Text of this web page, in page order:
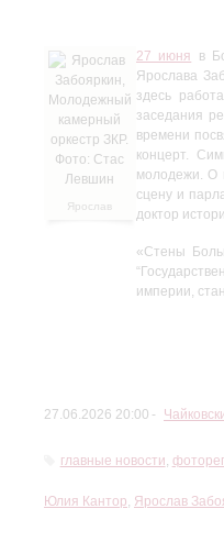
Ярослав
27 июня в
Ярослава
здесь
заседания
времени
концерт.
молодежи. О
сцену и
доктор
«Стены
империи,
27.06.2026 20:00
главные новости,
Юлия Кантор, Ярослав